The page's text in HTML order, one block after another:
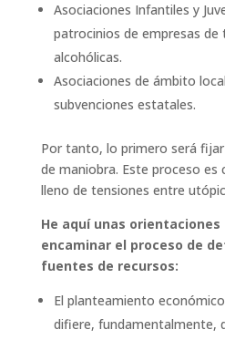
Asociaciones Infantiles y
patrocinios de empresas de
alcohólicas.
Asociaciones de ámbito
subvenciones estatales.
Por tanto, lo primero será
de maniobra. Este proceso es
lleno de tensiones entre
He aquí unas orientaciones
encaminar el proceso de
fuentes de recursos:
El planteamiento
difiere, fundamentalmente,